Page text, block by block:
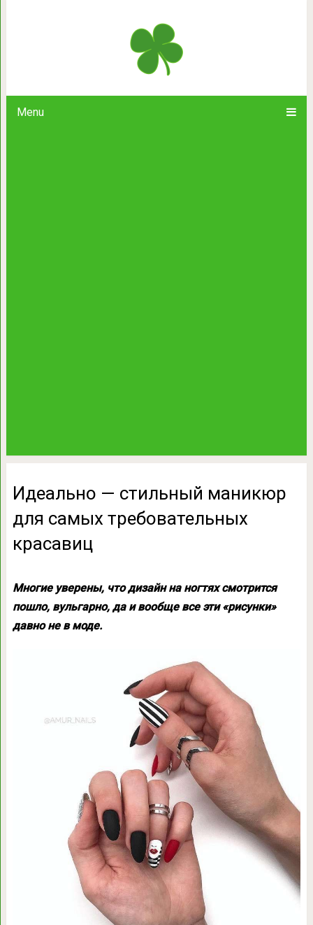
Menu
Идеально — стильный маникюр
Идеально — стильный маникюр
для самых требовательных
красавиц
Многие уверены, что дизайн на ногтях смотрится
пошло, вульгарно, да и вообще все эти «рисунки»
давно не в моде.